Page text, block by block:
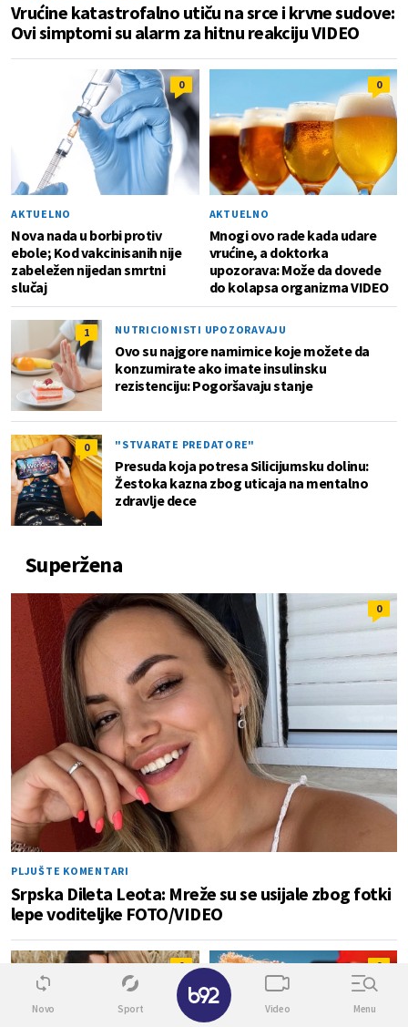
Vrućine katastrofalno utiču na srce i krvne sudove:
Ovi simptomi su alarm za hitnu reakciju VIDEO
0
AKTUELNO
Nova nada u borbi protiv
ebole; Kod vakcinisanih nije
zabeležen nijedan smrtni
slučaj
0
AKTUELNO
Mnogi ovo rade kada udare
vrućine, a doktorka
upozorava: Može da dovede
do kolapsa organizma VIDEO
1 NUTRICIONISTI UPOZORAVAJU
Ovo su najgore namirnice koje možete da
konzumirate ako imate insulinsku
rezistenciju: Pogoršavaju stanje
0 "STVARATE PREDATORE"
Presuda koja potresa Silicijumsku dolinu:
Žestoka kazna zbog uticaja na mentalno
zdravlje dece
Superžena
0
PLJUŠTE KOMENTARI
Srpska Dileta Leota: Mreže su se usijale zbog fotki
lepe voditeljke FOTO/VIDEO
0 0
Novo Sport Video Menu
✕